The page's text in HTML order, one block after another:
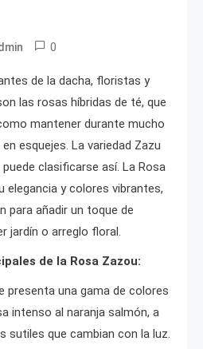
0
de la dacha, floristas y
las rosas híbridas de té, que
mantener durante mucho
esquejes. La variedad Zazu
clasificarse así. La Rosa
elegancia y colores vibrantes,
para añadir un toque de
jardín o arreglo floral.
de la Rosa Zazou:
presenta una gama de colores
intenso al naranja salmón, a
sutiles que cambian con la luz.